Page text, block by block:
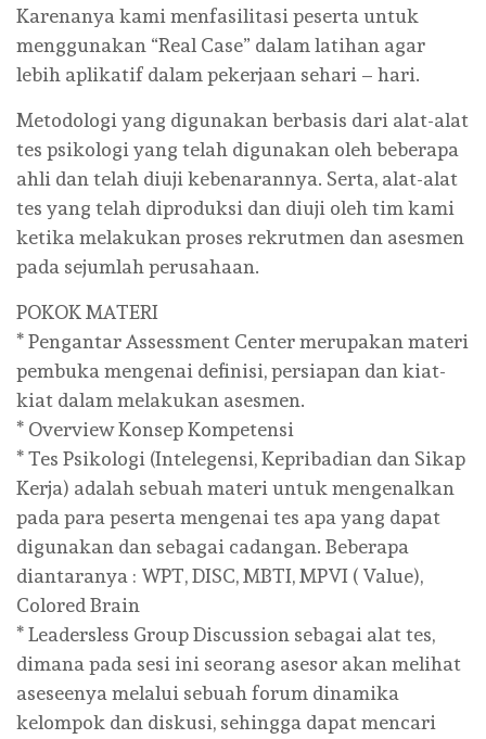
Karenanya kami menfasilitasi peserta untuk
menggunakan “Real Case” dalam latihan agar
lebih aplikatif dalam pekerjaan sehari – hari.
Metodologi yang digunakan berbasis dari alat-alat
tes psikologi yang telah digunakan oleh beberapa
ahli dan telah diuji kebenarannya. Serta, alat-alat
tes yang telah diproduksi dan diuji oleh tim kami
ketika melakukan proses rekrutmen dan asesmen
pada sejumlah perusahaan.
POKOK MATERI
* Pengantar Assessment Center merupakan materi
pembuka mengenai definisi, persiapan dan kiat-
kiat dalam melakukan asesmen.
* Overview Konsep Kompetensi
* Tes Psikologi (Intelegensi, Kepribadian dan Sikap
Kerja) adalah sebuah materi untuk mengenalkan
pada para peserta mengenai tes apa yang dapat
digunakan dan sebagai cadangan. Beberapa
diantaranya : WPT, DISC, MBTI, MPVI ( Value),
Colored Brain
* Leadersless Group Discussion sebagai alat tes,
dimana pada sesi ini seorang asesor akan melihat
aseseenya melalui sebuah forum dinamika
kelompok dan diskusi, sehingga dapat mencari